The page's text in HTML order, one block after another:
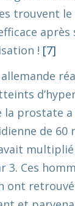
trouvent le
après
! [7]
la prostate
de 60
3. Ces
ont